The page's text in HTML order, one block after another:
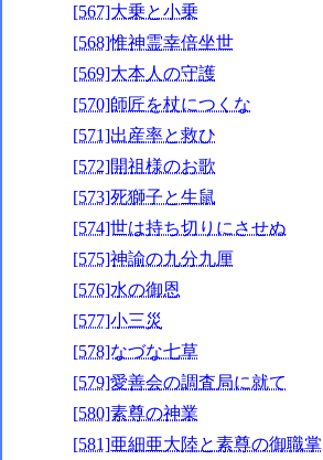
[567]大乗と小乗
[568]惟神霊幸倍坐世
[569]大本人の守護
[570]師匠を杖につくな
[571]出産率と救ひ
[572]開祖様のお歌
[573]死獅子と生鼠
[574]世は持ち切りにさせぬ
[575]神諭の九分九厘
[576]水の御恩
[577]小三災
[578]なづな七草
[579]愛善会の調査局に就て
[580]素尊の神業
[581]亜細亜大陸と素尊の御職掌